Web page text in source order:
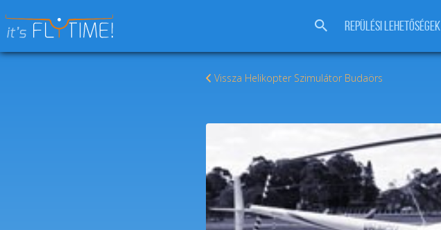
REPÜLÉSI LEHETŐSÉGEK
Keresés:
Vissza Helikopter Szimulátor Budaörs